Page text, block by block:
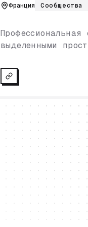
Франция Сообщества
выделенными